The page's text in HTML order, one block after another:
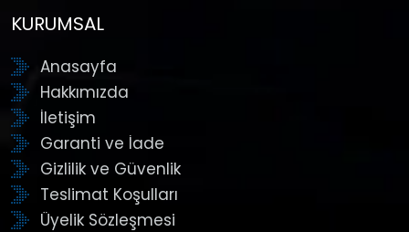
KURUMSAL
Anasayfa
Hakkımızda
İletişim
Garanti ve İade
Gizlilik ve Güvenlik
Teslimat Koşulları
Üyelik Sözleşmesi